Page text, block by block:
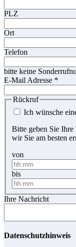
PLZ
Ort
Telefon
bitte keine
E-Mail Adresse *
Rückruf
Ich wünsche
Bitte geben Sie
wir Sie am besten
von
bis
Ihre Nachricht
Datenschutzhinweis